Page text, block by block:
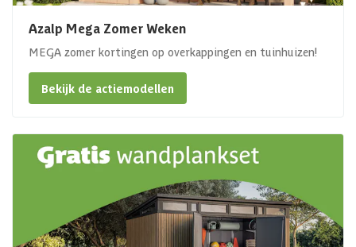
Azalp Mega Zomer Weken
MEGA zomer kortingen op overkappingen en tuinhuizen!
Bekijk de actiemodellen